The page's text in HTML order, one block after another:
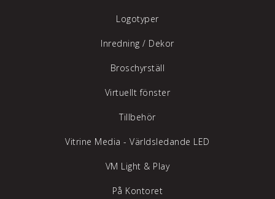
Logotyper
Inredning / Dekor
Broschyrställ
Virtuellt fönster
Tillbehör
Vitrine Media - Världsledande LED
VM Light & Play
På Kontoret